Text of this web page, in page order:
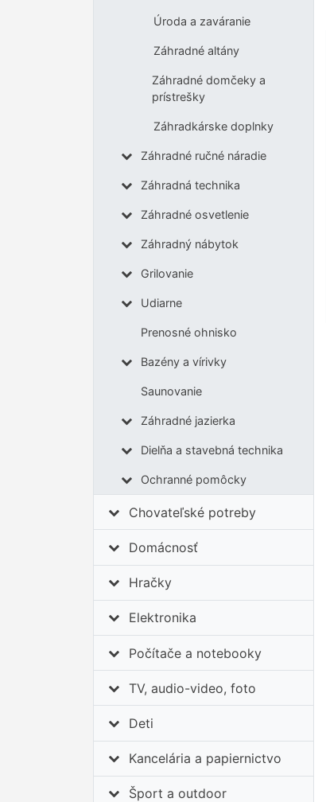
Úroda a zaváranie
Záhradné altány
Záhradné domčeky a
prístrešky
Záhradkárske doplnky
Záhradné ručné náradie
Záhradná technika
Záhradné osvetlenie
Záhradný nábytok
Grilovanie
Udiarne
Prenosné ohnisko
Bazény a vírivky
Saunovanie
Záhradné jazierka
Dielňa a stavebná technika
Ochranné pomôcky
Chovateľské potreby
Domácnosť
Hračky
Elektronika
Počítače a notebooky
TV, audio-video, foto
Deti
Kancelária a papiernictvo
Šport a outdoor